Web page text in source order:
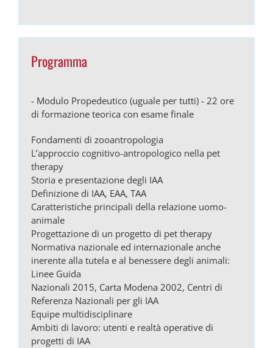
Programma
- Modulo Propedeutico (uguale per tutti) - 22 ore
di formazione teorica con esame finale
Fondamenti di zooantropologia
L’approccio cognitivo-antropologico nella pet
therapy
Storia e presentazione degli IAA
Definizione di IAA, EAA, TAA
Caratteristiche principali della relazione uomo-
animale
Progettazione di un progetto di pet therapy
Normativa nazionale ed internazionale anche
inerente alla tutela e al benessere degli animali:
Linee Guida
Nazionali 2015, Carta Modena 2002, Centri di
Referenza Nazionali per gli IAA
Equipe multidisciplinare
Ambiti di lavoro: utenti e realtà operative di
progetti di IAA